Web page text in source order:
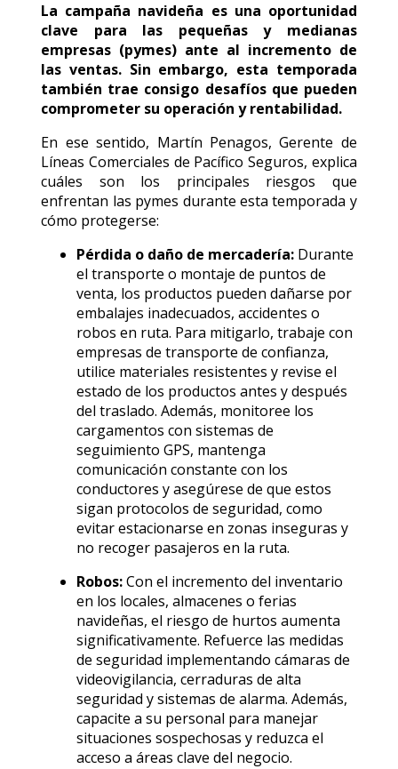
La campaña navideña es una oportunidad
clave para las pequeñas y medianas
empresas (pymes) ante al incremento de
las ventas. Sin embargo, esta temporada
también trae consigo desafíos que pueden
comprometer su operación y rentabilidad.
En ese sentido, Martín Penagos, Gerente de
Líneas Comerciales de Pacífico Seguros, explica
cuáles son los principales riesgos que
enfrentan las pymes durante esta temporada y
cómo protegerse:
Pérdida o daño de mercadería: Durante
el transporte o montaje de puntos de
venta, los productos pueden dañarse por
embalajes inadecuados, accidentes o
robos en ruta. Para mitigarlo, trabaje con
empresas de transporte de confianza,
utilice materiales resistentes y revise el
estado de los productos antes y después
del traslado. Además, monitoree los
cargamentos con sistemas de
seguimiento GPS, mantenga
comunicación constante con los
conductores y asegúrese de que estos
sigan protocolos de seguridad, como
evitar estacionarse en zonas inseguras y
no recoger pasajeros en la ruta.
Robos:Con el incremento del inventario
en los locales, almacenes o ferias
navideñas, el riesgo de hurtos aumenta
significativamente. Refuerce las medidas
de seguridad implementando cámaras de
videovigilancia, cerraduras de alta
seguridad y sistemas de alarma. Además,
capacite a su personal para manejar
situaciones sospechosas y reduzca el
acceso a áreas clave del negocio.